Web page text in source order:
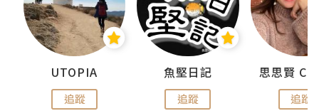
UTOPIA
追蹤
魚堅日記
追蹤 追蹤